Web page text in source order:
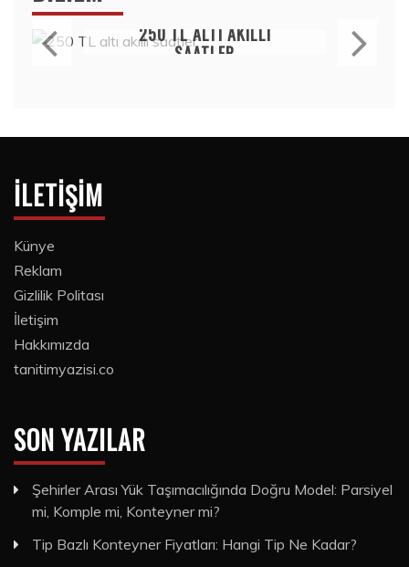
Bilim
TL ALTI AKILLI
SAATLER
İLETIŞIM
Künye
Reklam
Gizlilik Politası
İletişim
Hakkımızda
tanitimyazisi.co
SON YAZILAR
Şehirler Arası Yük Taşımacılığında Doğru Model: Parsiyel
mi, Komple mi, Konteyner mi?
Tip Bazlı Konteyner Fiyatları: Hangi Tip Ne Kadar?